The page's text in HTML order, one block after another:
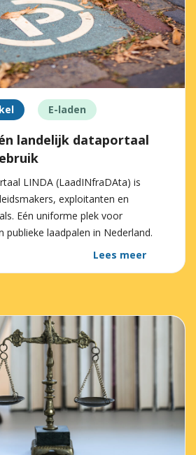
E-laden
landelijk dataportaal
LINDA (LaadINfraDAta) is
exploitanten en
Eén uniforme plek voor
publieke laadpalen in Nederland.
Lees meer